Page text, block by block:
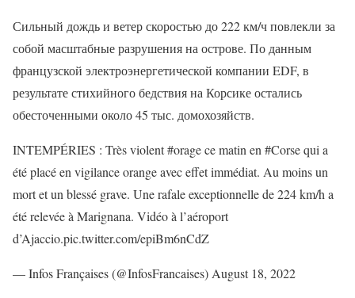
Сильный дождь и ветер скоростью до 222 км/ч повлекли за
собой масштабные разрушения на острове. По данным
французской электроэнергетической компании EDF, в
результате стихийного бедствия на Корсике остались
обесточенными около 45 тыс. домохозяйств.
INTEMPÉRIES : Très violent #orage ce matin en #Corse qui a
été placé en vigilance orange avec effet immédiat. Au moins un
mort et un blessé grave. Une rafale exceptionnelle de 224 km/h a
été relevée à Marignana. Vidéo à l’aéroport
d’Ajaccio.pic.twitter.com/epiBm6nCdZ
— Infos Françaises (@InfosFrancaises) August 18, 2022